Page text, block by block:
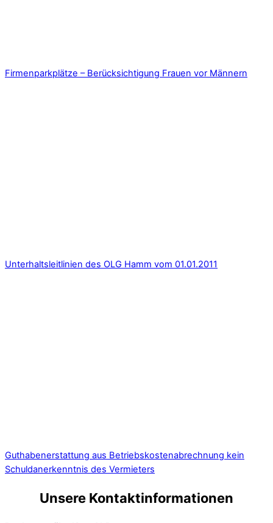
Firmenparkplätze – Berücksichtigung Frauen vor Männern
Unterhaltsleitlinien des OLG Hamm vom 01.01.2011
Guthabenerstattung aus Betriebskostenabrechnung kein
Schuldanerkenntnis des Vermieters
Unsere Kontaktinformationen